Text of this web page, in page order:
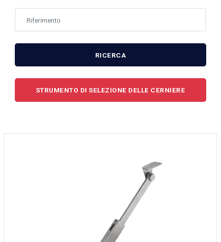
RICERCA
STRUMENTO DI SELEZIONE DELLE CERNIERE